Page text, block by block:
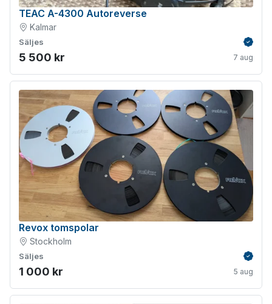
TEAC A-4300 Autoreverse
Kalmar
Säljes
5 500 kr 7 aug
Revox tomspolar
Stockholm
Säljes
1 000 kr 5 aug